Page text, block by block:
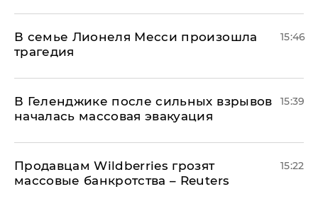
В семье Лионеля Месси произошла
трагедия
15:46
В Геленджике после сильных взрывов
началась массовая эвакуация
15:39
Продавцам Wildberries грозят
массовые банкротства – Reuters
15:22